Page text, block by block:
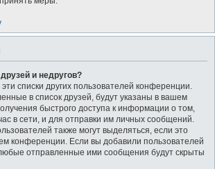
и недругов?
списки других пользователей конференции.
в список друзей, будут указаны в вашем
быстрого доступа к информации о том,
в сети, и для отправки им личных сообщений.
также могут выделяться, если это
конференции. Если вы добавили пользователей
любые отправленные ими сообщения будут скрыты